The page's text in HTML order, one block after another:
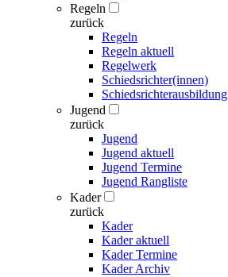
Regeln
zurück
Regeln
Regeln aktuell
Regelwerk
Schiedsrichter(innen)
Schiedsrichterausbildung
Jugend
zurück
Jugend
Jugend aktuell
Jugend Termine
Jugend Rangliste
Kader
zurück
Kader
Kader aktuell
Kader Termine
Kader Archiv